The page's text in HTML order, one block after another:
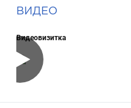
ВИДЕО
Видеовизитка